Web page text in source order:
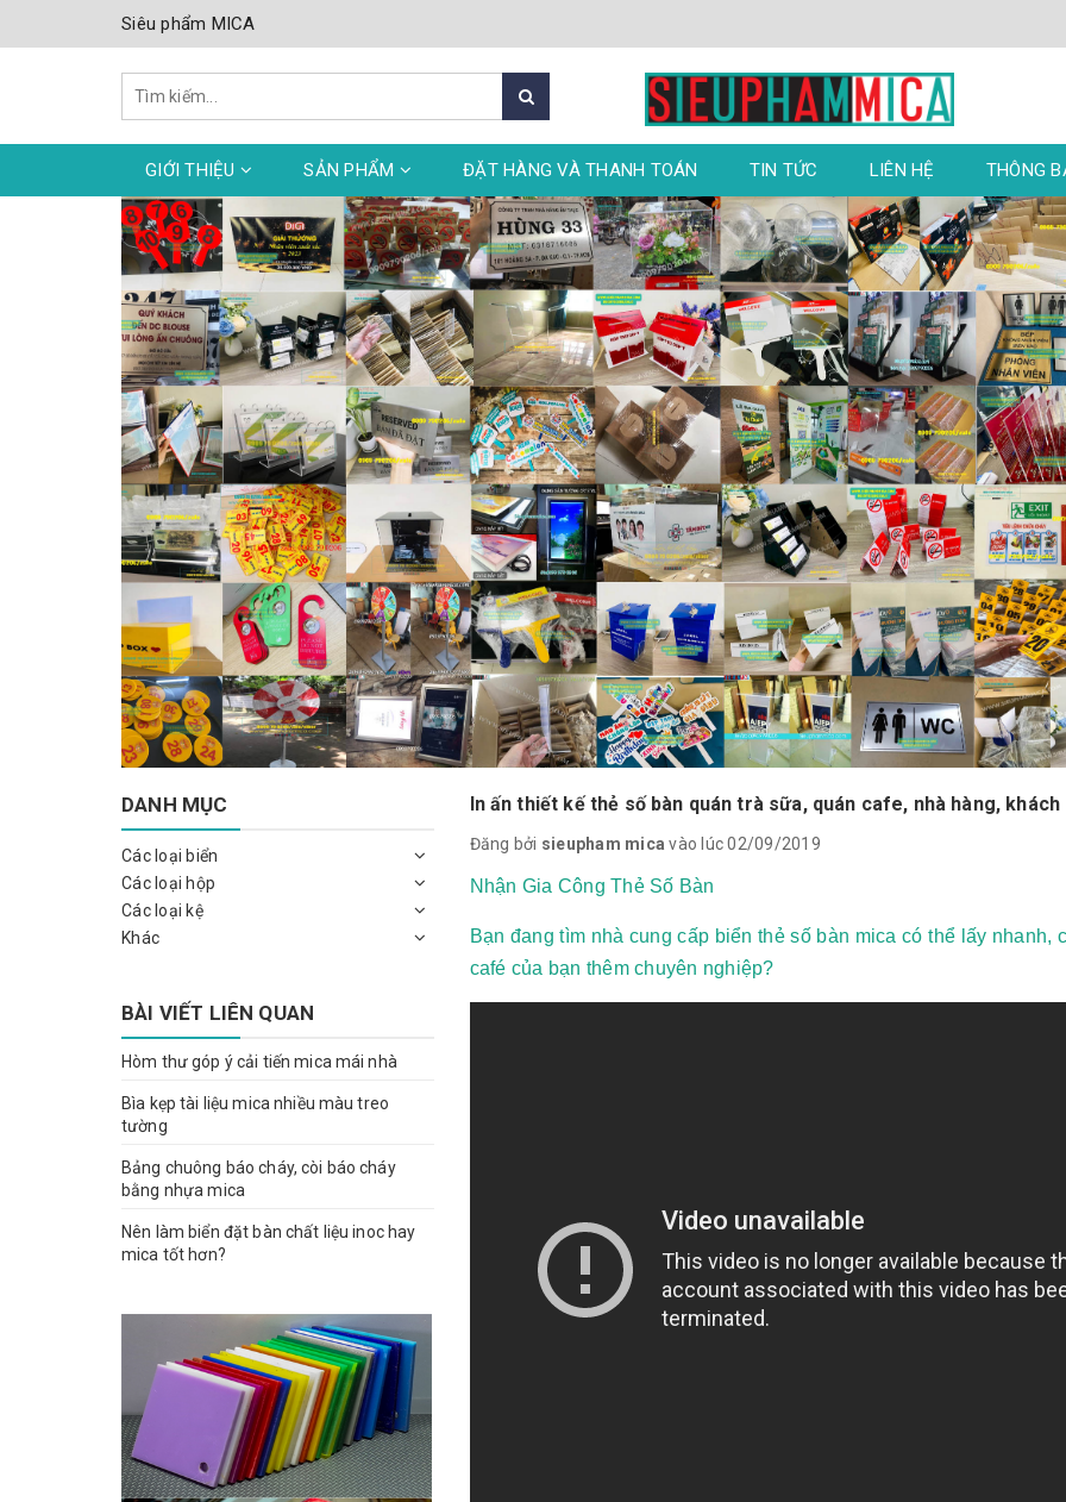
Siêu phẩm MICA
GIỚI THIỆU SẢN PHẨM ĐẶT HÀNG VÀ THANH TOÁN TIN TỨC LIÊN HỆ THÔNG
In ấn thiết kế thẻ số bàn quán trà sữa, quán cafe, nhà hàng, khách
Đăng bởi sieupham mica vào lúc 02/09/2019
Nhận Gia Công Thẻ Số Bàn
Bạn đang tìm nhà cung cấp biển thẻ số bàn mica có thể lấy
café của bạn thêm chuyên nghiệp?
DANH MỤC
Các loại biển
Các loại hộp
Các loại kệ
Khác
BÀI VIẾT LIÊN QUAN
Hòm thư góp ý cải tiến mica mái nhà
Bìa kẹp tài liệu mica nhiều màu treo
tường
Bảng chuông báo cháy, còi báo cháy
bằng nhựa mica
Nên làm biển đặt bàn chất liệu inoc hay
mica tốt hơn?